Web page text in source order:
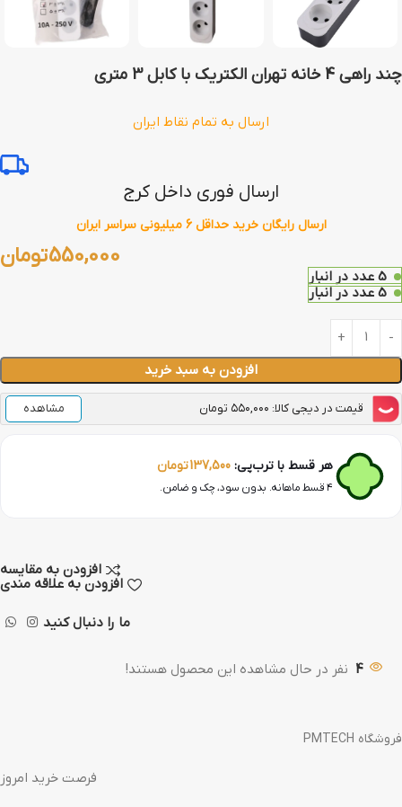
چند راهی 4 خانه تهران الکتریک با کابل 3 متری
ارسال به تمام نقاط ایران
ارسال فوری داخل کرج
ارسال رایگان خرید حداقل 6 میلیونی سراسر ایران
550,000تومان
5 عدد در انبار
5 عدد در انبار
افزودن به سبد خرید
قیمت در دیجی کالا: ۵۵۰,۰۰۰ تومان مشاهده
هر قسط با ترب‌پی: 137,500تومان
۴ قسط ماهانه. بدون سود، چک و ضامن.
افزودن به مقایسه
افزودن به علاقه مندی
ما را دنبال کنید
4 نفر در حال مشاهده این محصول هستند!
فروشگاه PMTECH
فرصت خرید امروز